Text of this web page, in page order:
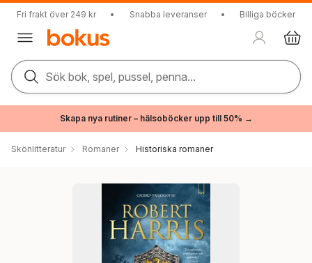
Fri frakt över 249 kr • Snabba leveranser • Billiga böcker
Sök bok, spel, pussel, penna...
Skapa nya rutiner – hälsoböcker upp till 50% →
Skönlitteratur Romaner Historiska romaner